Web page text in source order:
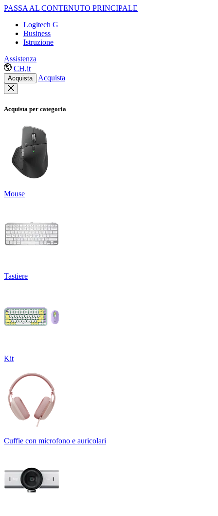
PASSA AL CONTENUTO PRINCIPALE
Logitech G
Business
Istruzione
Assistenza
CH,it
Acquista Acquista
Acquista per categoria
Mouse
Tastiere
Kit
Cuffie con microfono e auricolari